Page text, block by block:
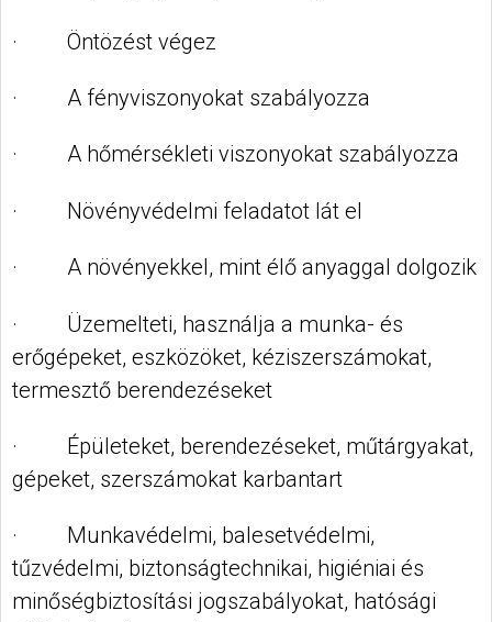
· Öntözést végez
· A fényviszonyokat szabályozza
· A hőmérsékleti viszonyokat szabályozza
· Növényvédelmi feladatot lát el
· A növényekkel, mint élő anyaggal dolgozik
· Üzemelteti, használja a munka- és
erőgépeket, eszközöket, kéziszerszámokat,
termesztő berendezéseket
· Épületeket, berendezéseket, műtárgyakat,
gépeket, szerszámokat karbantart
· Munkavédelmi, balesetvédelmi,
tűzvédelmi, biztonságtechnikai, higiéniai és
minőségbiztosítási jogszabályokat, hatósági